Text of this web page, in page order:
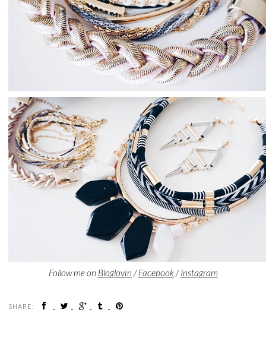
Follow me on Bloglovin /Facebook/Instagram
SHARE: